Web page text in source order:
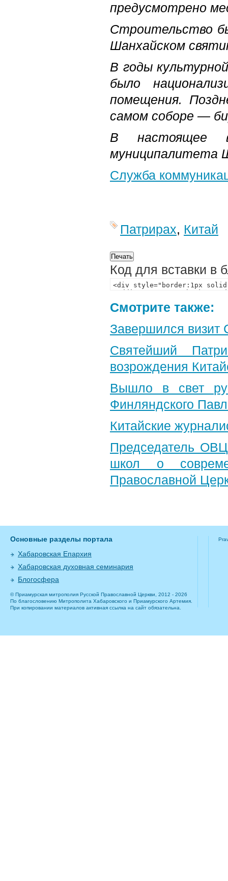
предусмотрено
Строительство
Шанхайском
В годы
было
помещения.
самом соборе —
В настоящее
муниципалитета
Служба
Патрирах, Китай
Код для вставки в
Смотрите также:
Завершился визит
Святейший
возрождения
Вышло в свет
Финляндского
Китайские
Председатель
школ о
Православной
Основные разделы портала
Хабаровская Епархия
Хабаровская духовная семинария
Блогосфера
© Приамурская митрополия Русской Православной Церкви, 2012 - 2026
По благословению Митрополита Хабаровского и Приамурского Артемия.
При копировании материалов активная ссылка на сайт обязательна.